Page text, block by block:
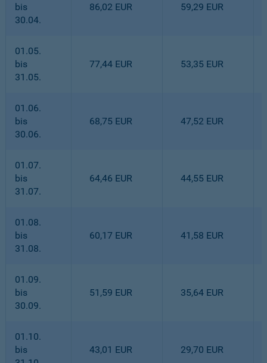
bis
30.04.
86,02 EUR 59,29 EUR
01.05.
bis
31.05.
77,44 EUR 53,35 EUR
01.06.
bis
30.06.
68,75 EUR 47,52 EUR
01.07.
bis
31.07.
64,46 EUR 44,55 EUR
01.08.
bis
31.08.
60,17 EUR 41,58 EUR
01.09.
bis
30.09.
51,59 EUR 35,64 EUR
01.10.
bis
43,01 EUR 29,70 EUR